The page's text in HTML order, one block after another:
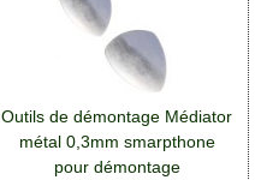
Outils de démontage Médiator
métal 0,3mm smarpthone
pour démontage